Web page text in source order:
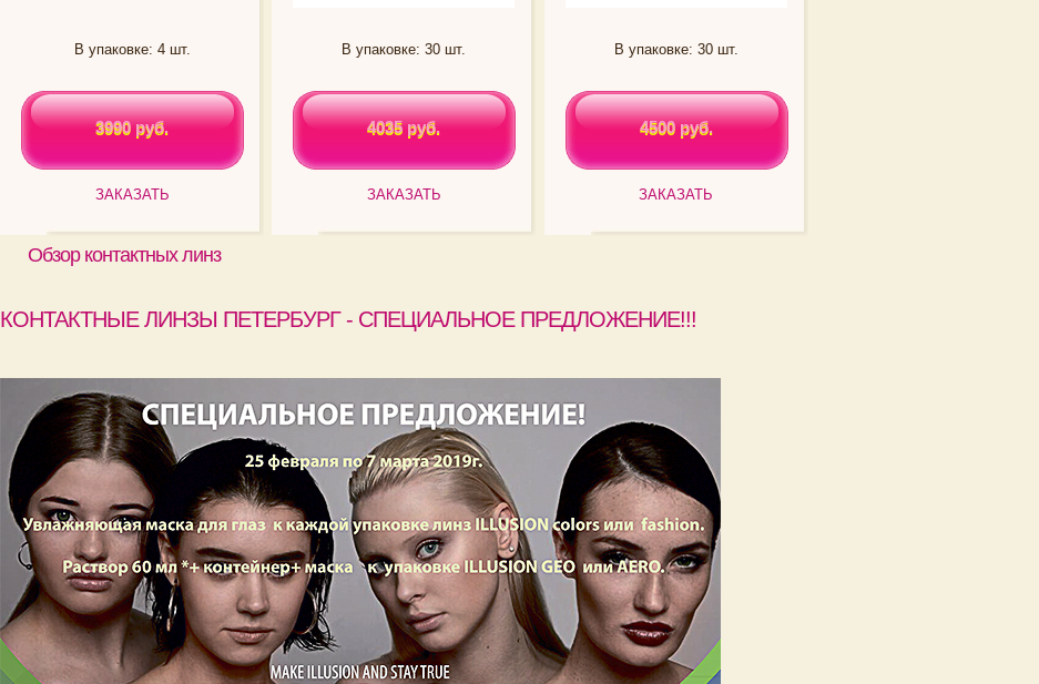
В упаковке: 4 шт.
3990 руб.
3990 руб.
ЗАКАЗАТЬ
В упаковке: 30 шт.
4035 руб.
4035 руб.
ЗАКАЗАТЬ
В упаковке: 30 шт.
4500 руб.
4500 руб.
ЗАКАЗАТЬ
Обзор контактных линз
КОНТАКТНЫЕ ЛИНЗЫ ПЕТЕРБУРГ - СПЕЦИАЛЬНОЕ ПРЕДЛОЖЕНИЕ!!!